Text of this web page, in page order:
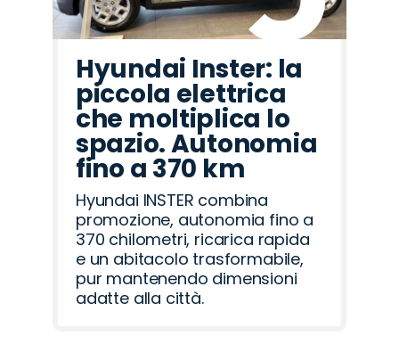
Hyundai Inster: la
piccola elettrica
che moltiplica lo
spazio. Autonomia
fino a 370 km
Hyundai INSTER combina
promozione, autonomia fino a
370 chilometri, ricarica rapida
e un abitacolo trasformabile,
pur mantenendo dimensioni
adatte alla città.